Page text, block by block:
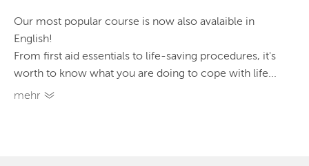
Our most popular course is now also avalaible in
English!
From first aid essentials to life-saving procedures, it's
worth to know what you are doing to cope with life...
mehr